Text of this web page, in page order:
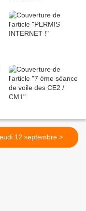
Jeudi 12 septembre >